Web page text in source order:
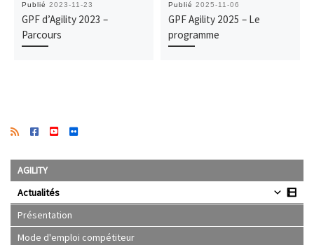
Publié 2023-11-23
GPF d’Agility 2023 –
Parcours
Publié 2025-11-06
GPF Agility 2025 – Le
programme
AGILITY
Actualités
Présentation
Mode d'emploi compétiteur